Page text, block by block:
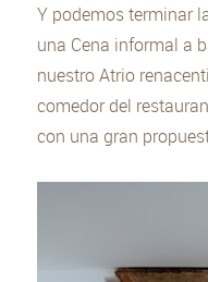
Y podemos terminar
una Cena informal a
nuestro Atrio
comedor del
con una gran